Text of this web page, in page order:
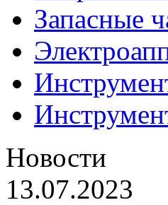
Запасные
Новости
13.07.2023